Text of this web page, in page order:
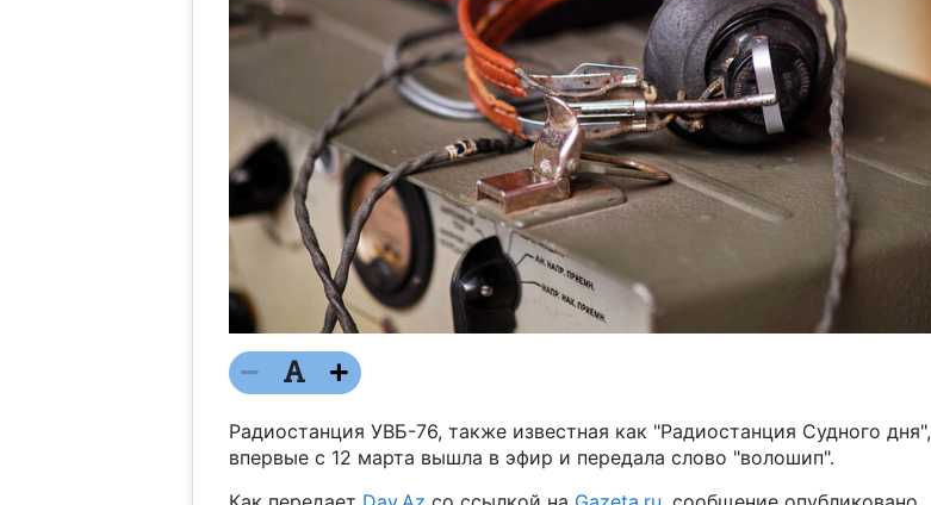
Радиостанция УВБ-76, также известная как "Радиостанция Судного дня",
впервые с 12 марта вышла в эфир и передала слово "волошип".